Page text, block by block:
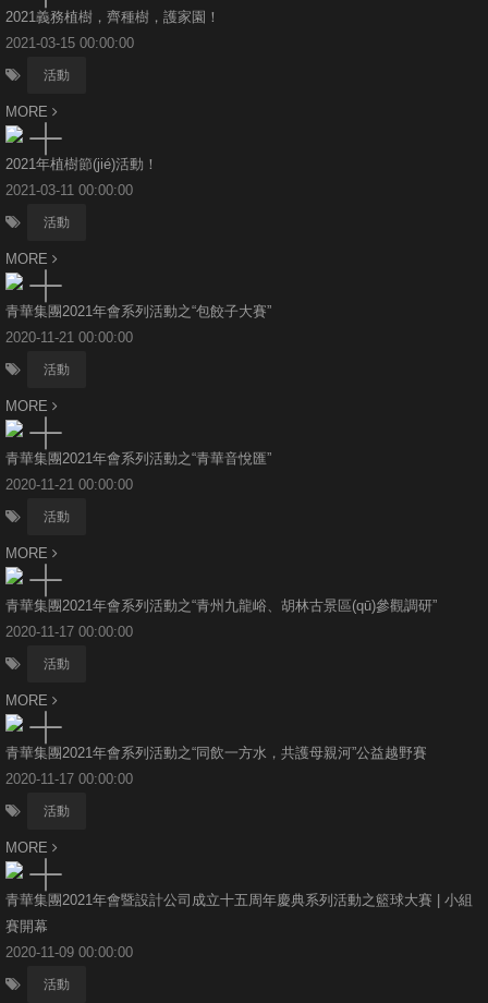
2021義務植樹，齊種樹，護家園！
2021-03-15 00:00:00
活動
MORE
2021年植樹節(jié)活動！
2021-03-11 00:00:00
活動
MORE
青華集團2021年會系列活動之“包餃子大賽”
2020-11-21 00:00:00
活動
MORE
青華集團2021年會系列活動之“青華音悅匯”
2020-11-21 00:00:00
活動
MORE
青華集團2021年會系列活動之“青州九龍峪、胡林古景區(qū)參觀調研”
2020-11-17 00:00:00
活動
MORE
青華集團2021年會系列活動之“同飲一方水，共護母親河”公益越野賽
2020-11-17 00:00:00
活動
MORE
青華集團2021年會暨設計公司成立十五周年慶典系列活動之籃球大賽 | 小組
賽開幕
2020-11-09 00:00:00
活動